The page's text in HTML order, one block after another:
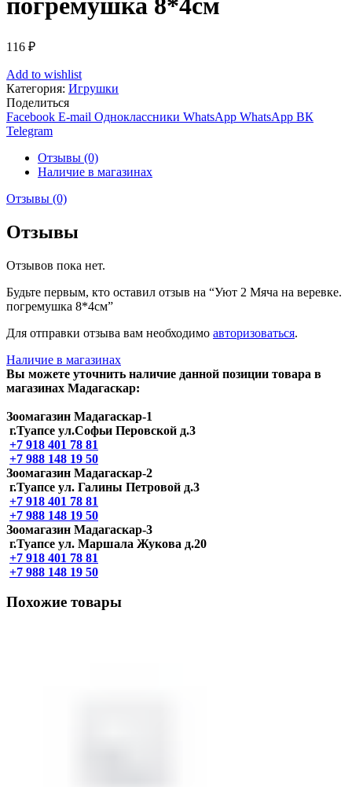
погремушка 8*4см
116 ₽
Add to wishlist
Категория: Игрушки
Поделиться
Facebook E-mail Одноклассники WhatsApp WhatsApp ВК
Telegram
Отзывы (0)
Наличие в магазинах
Отзывы (0)
Отзывы
Отзывов пока нет.
Будьте первым, кто оставил отзыв на “Уют 2 Мяча на веревке.
погремушка 8*4см”
Для отправки отзыва вам необходимо авторизоваться.
Наличие в магазинах
Вы можете уточнить наличие данной позиции товара в
магазинах Мадагаскар:
Зоомагазин Мадагаскар-1
г.Туапсе ул.Софьи Перовской д.3
+7 918 401 78 81
+7 988 148 19 50
Зоомагазин Мадагаскар-2
г.Туапсе ул. Галины Петровой д.3
+7 918 401 78 81
+7 988 148 19 50
Зоомагазин Мадагаскар-3
г.Туапсе ул. Маршала Жукова д.20
+7 918 401 78 81
+7 988 148 19 50
Похожие товары